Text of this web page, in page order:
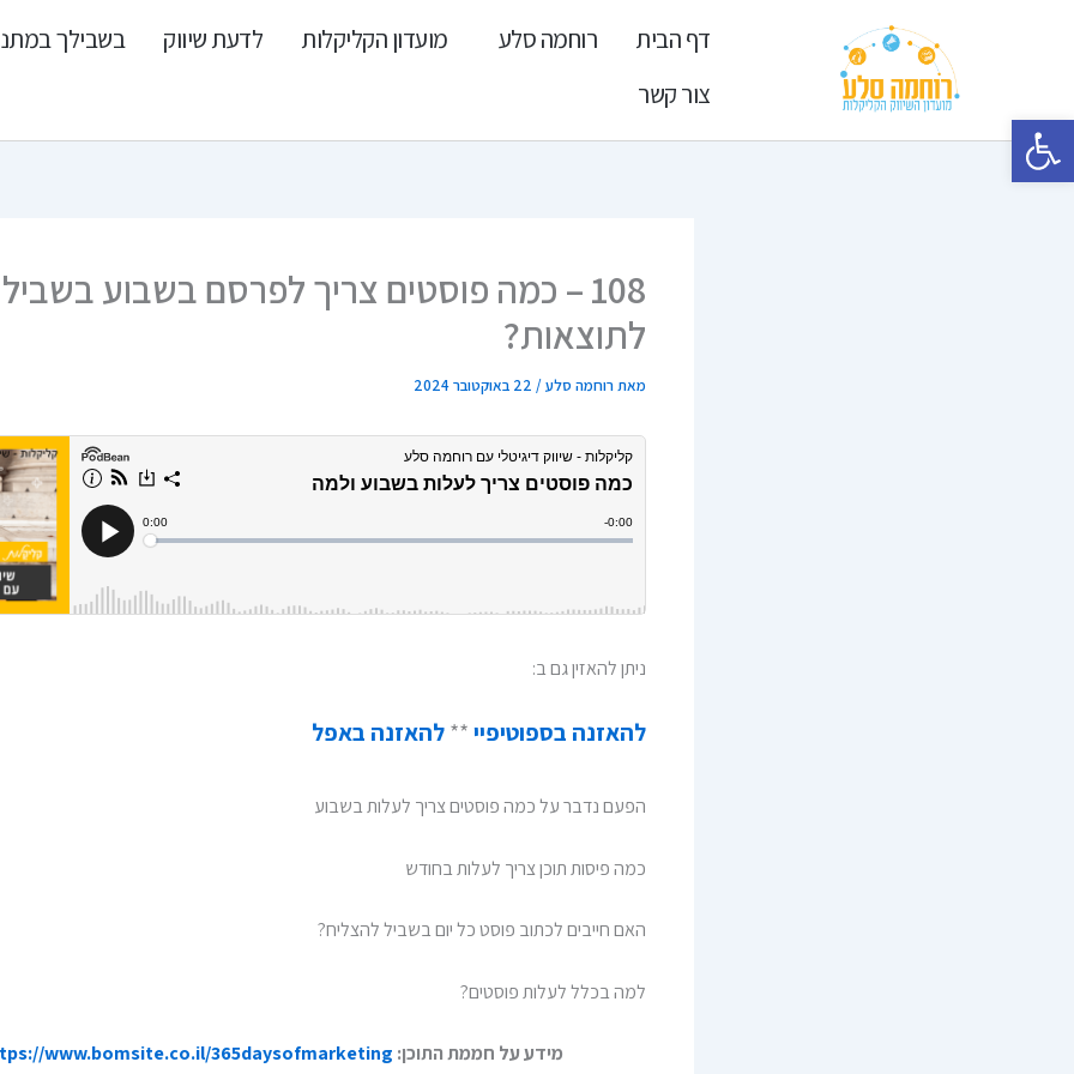
פתח סרגל נגישות
דף הבית רוחמה סלע מועדון הקליקלות לדעת שיווק
בשבילך
צור קשר
108 – כמה פוסטים צריך לפרסם בשבוע
לתוצאות?
מאתרוחמה סלע/ 22 באוקטובר 2024
ניתן להאזין גם ב:
להאזנה בספוטיפיי**להאזנה באפל
הפעם נדבר על כמה פוסטים צריך לעלות בשבוע
כמה פיסות תוכן צריך לעלות בחודש
האם חייבים לכתוב פוסט כל יום בשביל להצליח?
למה בכלל לעלות פוסטים?
מידע על חממת התוכן: www.bomsite.co.il/365daysofmarketing/